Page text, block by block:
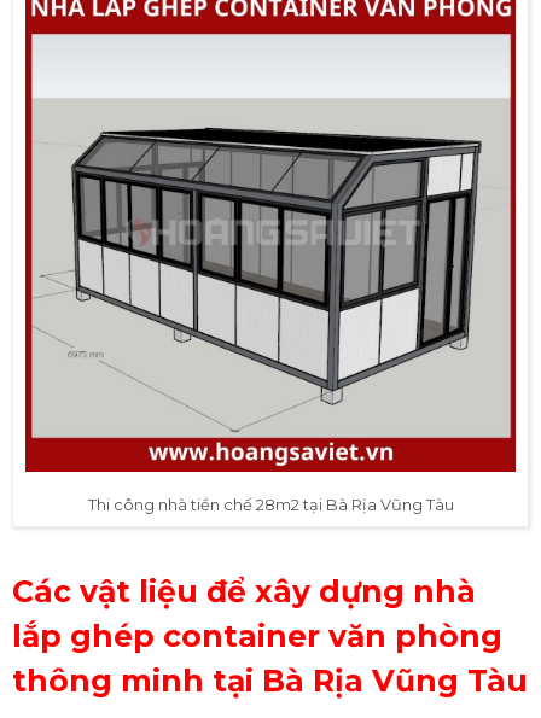
Thi công nhà tiền chế 28m2 tại Bà Rịa Vũng Tàu
Các vật liệu để xây dựng nhà
lắp ghép container văn phòng
thông minh tại Bà Rịa Vũng Tàu